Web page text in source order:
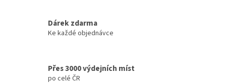
Dárek zdarma
Ke každé objednávce
Přes 3000 výdejních míst
po celé ČR